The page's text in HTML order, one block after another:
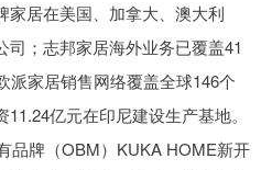
居在美国、加拿大、澳大利
；志邦家居海外业务已覆盖41
派家居销售网络覆盖全球146个
亿元在印尼建设生产基地。
品牌（OBM）KUKA HOME新开